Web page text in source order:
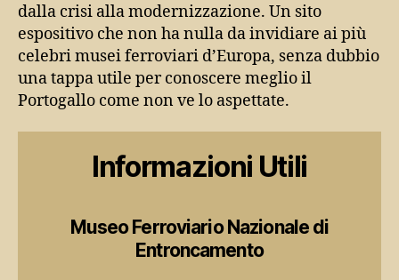
dalla crisi alla modernizzazione. Un sito
espositivo che non ha nulla da invidiare ai più
celebri musei ferroviari d’Europa, senza dubbio
una tappa utile per conoscere meglio il
Portogallo come non ve lo aspettate.
Informazioni Utili
Museo Ferroviario Nazionale di
Entroncamento